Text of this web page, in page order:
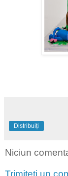
Distribuiți
Niciun